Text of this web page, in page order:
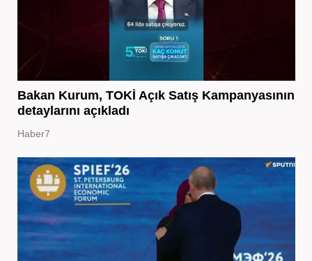
Bakan Kurum, TOKİ Açık Satış Kampanyasının
detaylarını açıkladı
Haber7